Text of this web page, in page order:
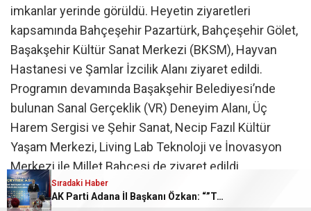
imkanlar yerinde görüldü. Heyetin ziyaretleri
kapsamında Bahçeşehir Pazartürk, Bahçeşehir Gölet,
Başakşehir Kültür Sanat Merkezi (BKSM), Hayvan
Hastanesi ve Şamlar İzcilik Alanı ziyaret edildi.
Programın devamında Başakşehir Belediyesi’nde
bulunan Sanal Gerçeklik (VR) Deneyim Alanı, Üç
Harem Sergisi ve Şehir Sanat, Necip Fazıl Kültür
Yaşam Merkezi, Living Lab Teknoloji ve İnovasyon
Merkezi ile Millet Bahçesi de ziyaret edildi.
Gerçekleştirilen incelemelerde Başakşehir
Belediyesi’nin sosyal belediyecilik anlayışı, akıllı şehir
Sıradaki Haber
AK Parti Adana İl Başkanı Özkan: “”Türkiye Yüzyılına güçlü teşkilatımızla yürüyoruz”